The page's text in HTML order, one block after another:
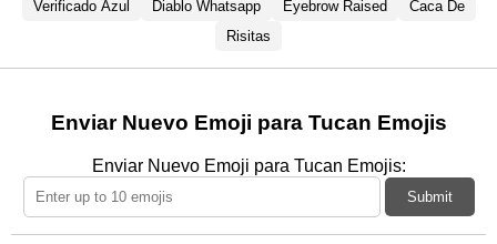
Verificado Azul
Diablo Whatsapp Eyebrow Raised
Caca De
Risitas
Enviar Nuevo Emoji para Tucan Emojis
Enviar Nuevo Emoji para Tucan Emojis:
Submit